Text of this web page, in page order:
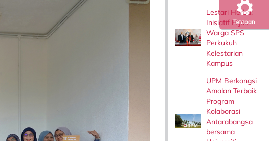
Tetapan
Lestari Herba:
Inisiatif Hijau
Warga SPS
Perkukuh
Kelestarian
Kampus
UPM Berkongsi
Amalan Terbaik
Program
Kolaborasi
Antarabangsa
bersama